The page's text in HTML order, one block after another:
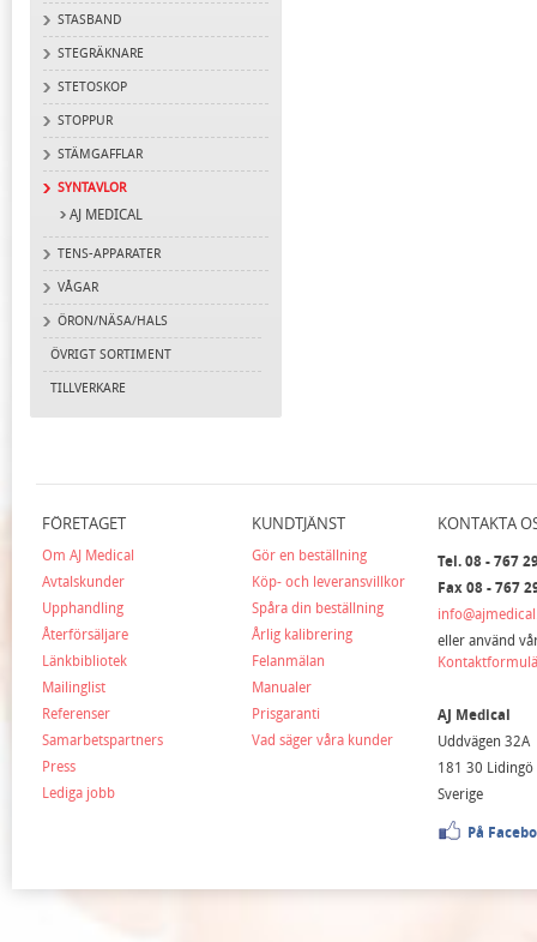
STASBAND
STEGRÄKNARE
STETOSKOP
STOPPUR
STÄMGAFFLAR
SYNTAVLOR
AJ MEDICAL
TENS-APPARATER
VÅGAR
ÖRON/NÄSA/HALS
ÖVRIGT SORTIMENT
TILLVERKARE
FÖRETAGET
Om AJ Medical
Avtalskunder
Upphandling
Återförsäljare
Länkbibliotek
Mailinglist
Referenser
Samarbetspartners
Press
Lediga jobb
KUNDTJÄNST
Gör en beställning
Köp- och leveransvillkor
Spåra din beställning
Årlig kalibrering
Felanmälan
Manualer
Prisgaranti
Vad säger våra kunder
KONTAKTA
Tel. 08 - 767
Fax 08 - 767
eller använd
AJ Medical
Uddvägen 32A
181 30 Lidingö
Sverige
På